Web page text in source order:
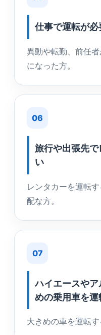
仕事で運転が必
異動や転勤、前任
になった方。
06
旅行や出張先
い
レンタカーを運転
配な方。
07
ハイエースやア
めの乗用車を
大きめの車を運転す